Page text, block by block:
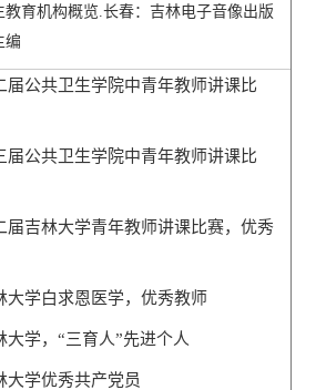
教育机构概览 长春：吉林电子音像出版
编
届公共卫生学院中青年教师讲课比
届公共卫生学院中青年教师讲课比
届吉林大学青年教师讲课比赛，优秀
大学白求恩医学，优秀教师
大学， “三育人”先进个人
大学优秀共产党员